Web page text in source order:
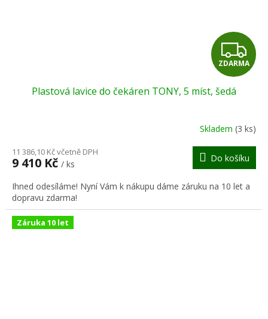
Z
D
R
M
A
ZDARMA
Plastová lavice do čekáren TONY, 5 míst, šedá
Skladem (3 ks)
11 386,10 Kč včetně DPH
9 410 Kč / ks
Do košíku
Ihned odesíláme! Nyní Vám k nákupu dáme záruku na 10 let a
dopravu zdarma!
Záruka 10 let